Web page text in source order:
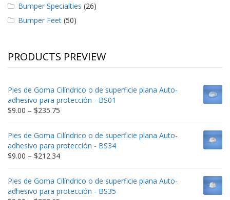
Bumper Specialties (26)
Bumper Feet (50)
PRODUCTS PREVIEW
Pies de Goma Cilíndrico o de superficie plana Auto-
adhesivo para protección - BS01
$9.00 – $235.75
$9.00
through
$235.75
Pies de Goma Cilíndrico o de superficie plana Auto-
adhesivo para protección - BS34
$9.00 – $212.34Price
$9.00
through
$212.34
Pies de Goma Cilíndrico o de superficie plana Auto-
adhesivo para protección - BS35